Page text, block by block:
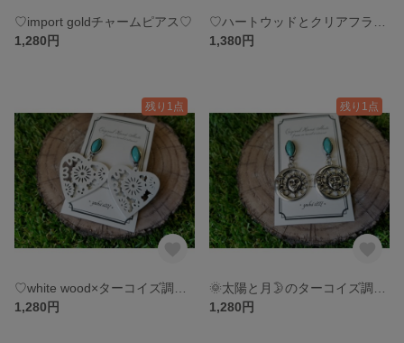
♡import goldチャームピアス♡
1,280円
1,380円
残り1点
1,280円
残り1点
1,280円